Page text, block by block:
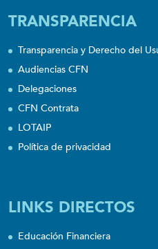
TRANSPARENCIA
Transparencia y Derecho del
Audiencias CFN
Delegaciones
CFN Contrata
LOTAIP
Política de privacidad
LINKS DIRECTOS
Educación Financiera